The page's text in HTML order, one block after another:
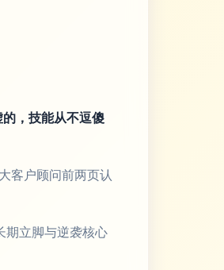
，技能从不逗傻
客户顾问前两页认
期立脚与逆袭核心